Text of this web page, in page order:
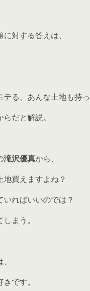
に対する答えは、
テる、あんな土地も持
だと解説。
滝沢優真から、
地買えますよね？
いればいいのでは？
まう。
です。